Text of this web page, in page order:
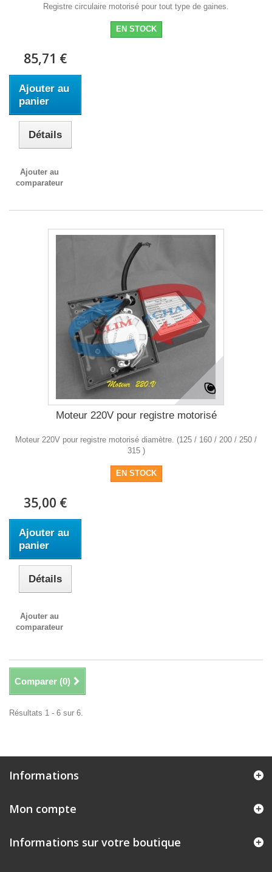
Registre circulaire motorisé pour tout type de gaines.
EN STOCK
85,71 €
Ajouter au
panier
Détails
Ajouter au
comparateur
Moteur 220V pour registre motorisé
Moteur 220V pour registre motorisé diamètre. (125 / 160 / 200 / 250 /
315 )
EN STOCK
35,00 €
Ajouter au
panier
Détails
Ajouter au
comparateur
Comparer (0)
Résultats 1 - 6 sur 6.
Informations
Mon compte
Informations sur votre boutique